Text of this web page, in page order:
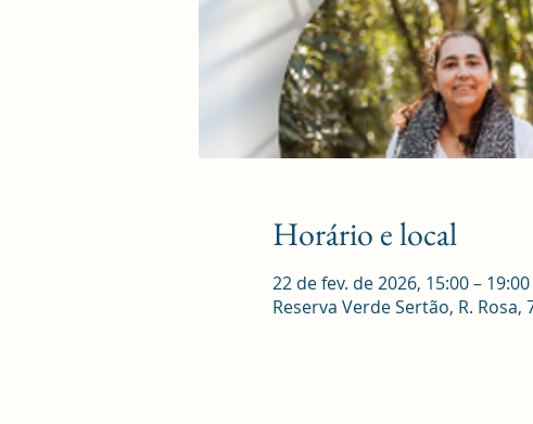
Horário e local
22 de fev. de 2026, 15:00 – 19:00
Reserva Verde Sertão, R.